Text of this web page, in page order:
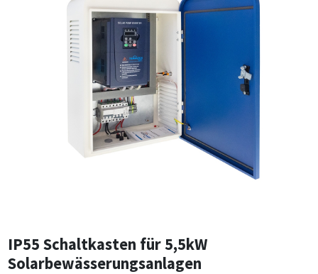
IP55 Schaltkasten für 5,5kW
Solarbewässerungsanlagen